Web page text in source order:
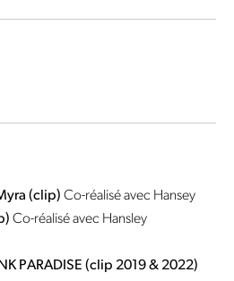
(clip) Co-réalisé avec Hansey
Co-réalisé avec Hansley
PARADISE (clip 2019 & 2022)